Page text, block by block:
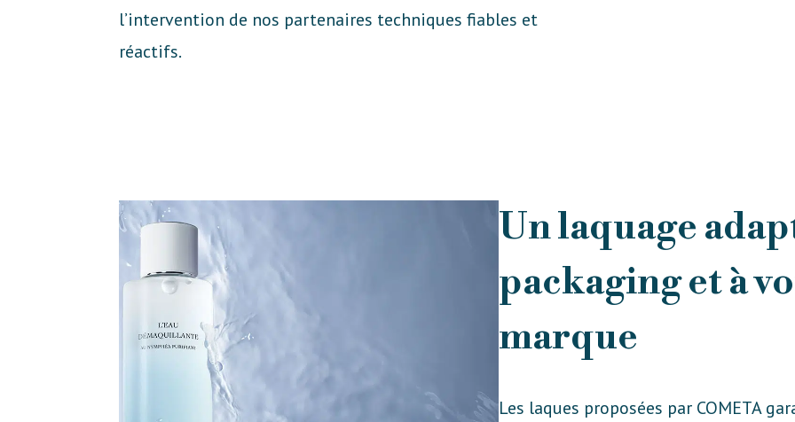
l’intervention de nos partenaires techniques fiables et
réactifs.
Un laquage
packaging et à
marque
Les laques proposées par COMETA